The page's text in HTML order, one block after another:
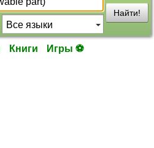
Найти!
Книги Игры ⚽